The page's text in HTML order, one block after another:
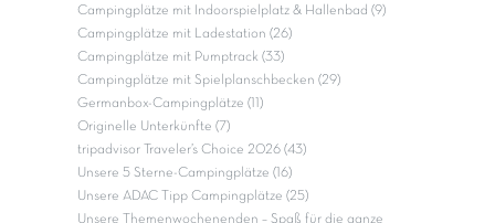
Campingplätze mit Indoorspielplatz & Hallenbad (9)
Campingplätze mit Ladestation (26)
Campingplätze mit Pumptrack (33)
Campingplätze mit Spielplanschbecken (29)
Germanbox-Campingplätze (11)
Originelle Unterkünfte (7)
tripadvisor Traveler’s Choice 2026 (43)
Unsere 5 Sterne-Campingplätze (16)
Unsere ADAC Tipp Campingplätze (25)
Unsere Themenwochenenden – Spaß für die ganze